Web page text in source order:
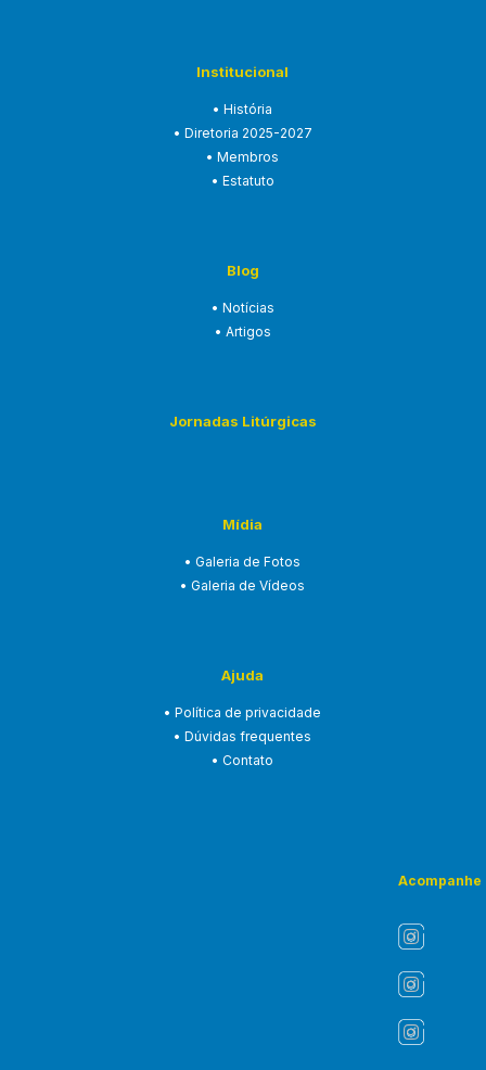
Institucional
• História
• Diretoria 2025-2027
• Membros
• Estatuto
Blog
• Notícias
• Artigos
Jornadas Litúrgicas
Mídia
• Galeria de Fotos
• Galeria de Vídeos
Ajuda
• Política de privacidade
• Dúvidas frequentes
• Contato
Acompanhe